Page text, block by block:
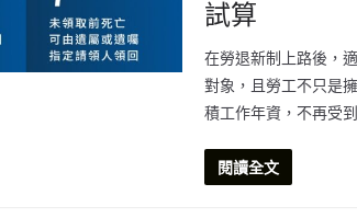
試算
在勞退新制上路後，
對象，且勞工不只是
積工作年資，不再受
閱讀全文